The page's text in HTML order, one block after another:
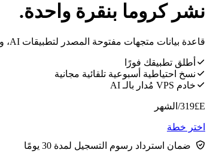
نشر كروما بنقرة واحدة.
قاعدة بيانات متجهات مفتوحة المصدر لتطبيقات AI، والبحث الدلالي، وخطوط أنابيب التوليد المعزز بالاسترجاع.
أطلق تطبيقك فورًا
نسخ احتياطية أسبوعية تلقائية مجانية
خادم VPS مُدار بالـ AI
E£
319/الشهر
اختر خطة
ضمان استرداد رسوم التسجيل لمدة 30 يومًا